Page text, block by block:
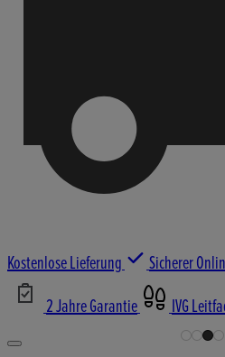
Kostenlose Lieferung
Sicherer
2 Jahre Garantie
IVG